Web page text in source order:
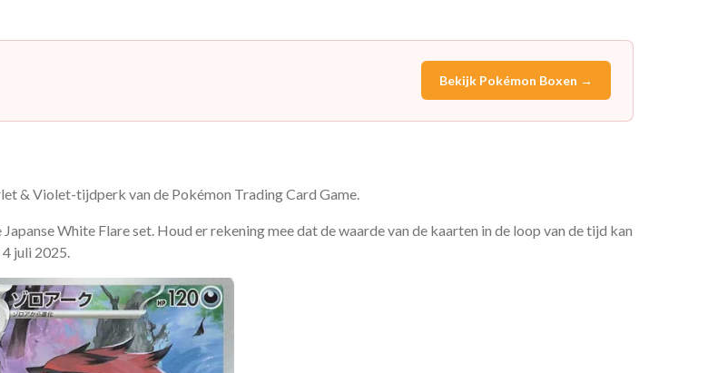
Bekijk Pokémon Boxen →
& Violet-tijdperk van de Pokémon Trading Card Game.
White Flare set. Houd er rekening mee dat de waarde van de kaarten in de loop van de tijd kan
juli 2025.